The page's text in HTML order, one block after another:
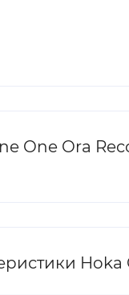
One Ora
Hoka